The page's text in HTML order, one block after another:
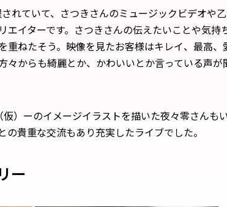
れていて、さつきさんのミュージックビデオや
イターです。さつきさんの伝えたいことや気持
重ねたそう。映像を見たお客様はキレイ、最高、
々からも綺麗とか、かわいいとか言っている声が
）ーのイメージイラストを描いた夜々零さんも
貴重な交流もあり充実したライブでした。
ー